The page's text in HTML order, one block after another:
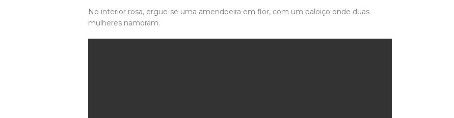
No interior rosa, ergue-se uma amendoeira em flor, com um baloiço onde duas
mulheres namoram.